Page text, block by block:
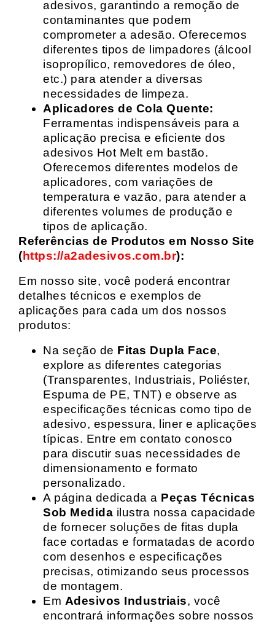
adesivos, garantindo a remoção de
contaminantes que podem
comprometer a adesão. Oferecemos
diferentes tipos de limpadores (álcool
isopropílico, removedores de óleo,
etc.) para atender a diversas
necessidades de limpeza.
Aplicadores de Cola Quente:
Ferramentas indispensáveis para a
aplicação precisa e eficiente dos
adesivos Hot Melt em bastão.
Oferecemos diferentes modelos de
aplicadores, com variações de
temperatura e vazão, para atender a
diferentes volumes de produção e
tipos de aplicação.
Referências de Produtos em Nosso Site
(https://a2adesivos.com.br):
Em nosso site, você poderá encontrar
detalhes técnicos e exemplos de
aplicações para cada um dos nossos
produtos:
Na seção de Fitas Dupla Face,
explore as diferentes categorias
(Transparentes, Industriais, Poliéster,
Espuma de PE, TNT) e observe as
especificações técnicas como tipo de
adesivo, espessura, liner e aplicações
típicas. Entre em contato conosco
para discutir suas necessidades de
dimensionamento e formato
personalizado.
A página dedicada a Peças Técnicas
Sob Medida ilustra nossa capacidade
de fornecer soluções de fitas dupla
face cortadas e formatadas de acordo
com desenhos e especificações
precisas, otimizando seus processos
de montagem.
Em Adesivos Industriais, você
encontrará informações sobre nossos